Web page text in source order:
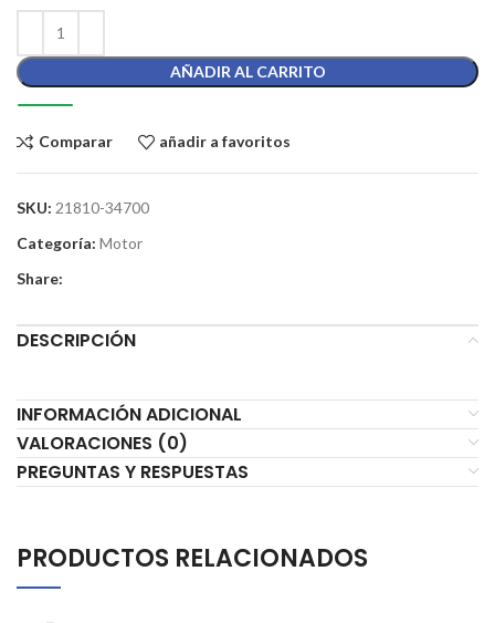
AÑADIR AL CARRITO
Comparar añadir a favoritos
SKU: 21810-34700
Categoría: Motor
Share:
DESCRIPCIÓN
INFORMACIÓN ADICIONAL
VALORACIONES (0)
PREGUNTAS Y RESPUESTAS
PRODUCTOS RELACIONADOS